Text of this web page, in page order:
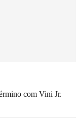
com Vini Jr.